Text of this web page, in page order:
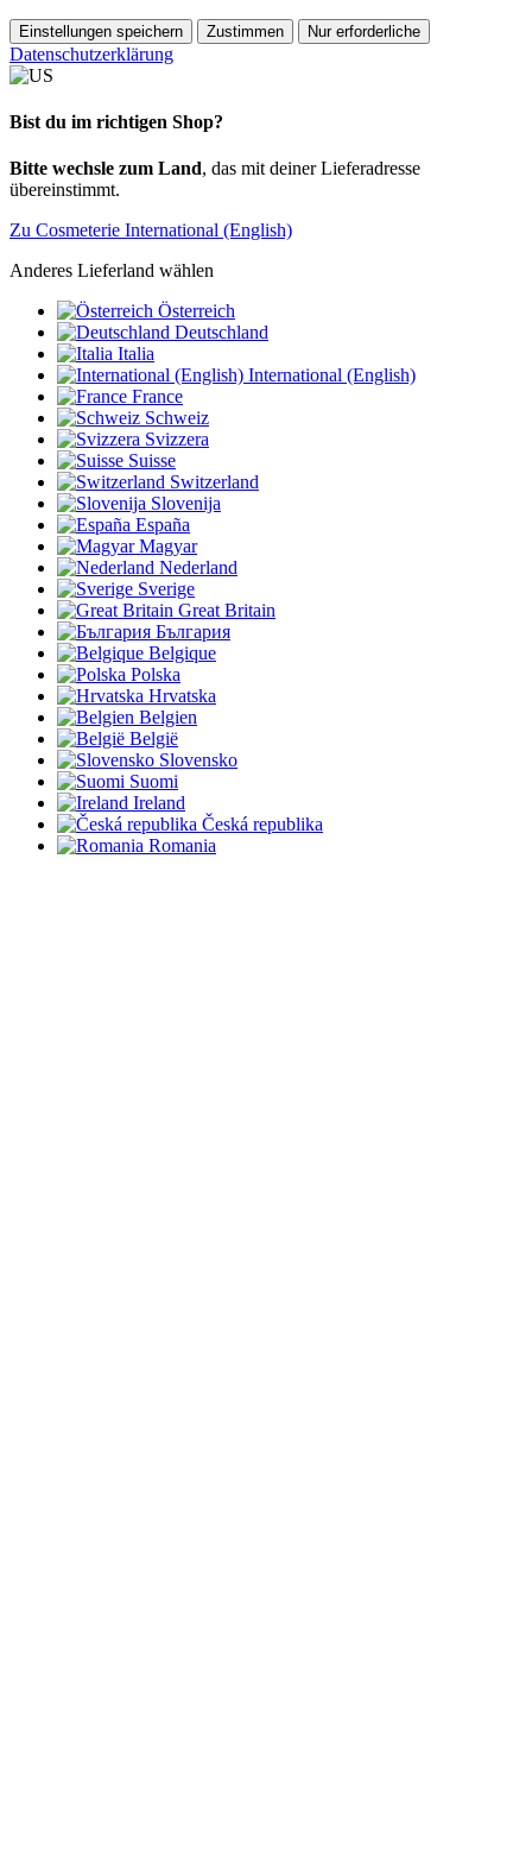
Einstellungen speichern Zustimmen Nur erforderliche
Datenschutzerklärung
Bist du im richtigen Shop?
Bitte wechsle zum Land, das mit deiner Lieferadresse
übereinstimmt.
Zu Cosmeterie International (English)
Anderes Lieferland wählen
Österreich
Deutschland
Italia
International (English)
France
Schweiz
Svizzera
Suisse
Switzerland
Slovenija
España
Magyar
Nederland
Sverige
Great Britain
България
Belgique
Polska
Hrvatska
Belgien
België
Slovensko
Suomi
Ireland
Česká republika
Romania